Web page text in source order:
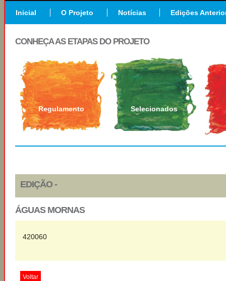
Inicial O Projeto Notícias Edições
CONHEÇA AS ETAPAS DO PROJETO
Regulamento Selecionados
EDIÇÃO -
ÁGUAS MORNAS
420060
Voltar